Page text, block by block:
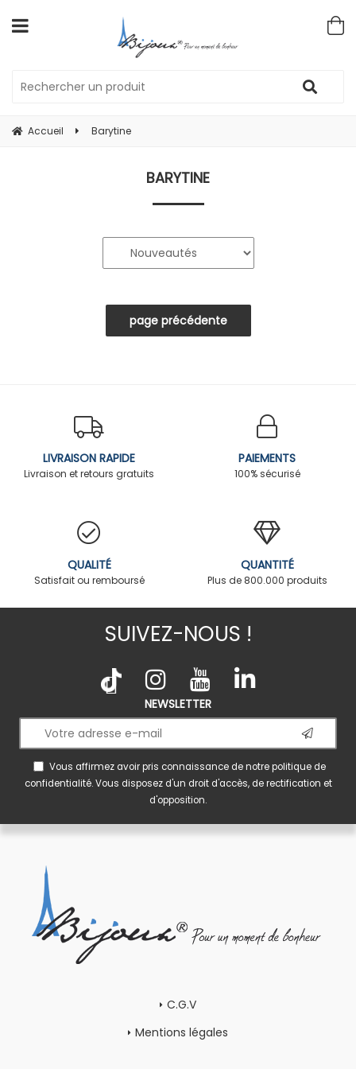
Accueil Barytine
BARYTINE
LIVRAISON RAPIDE
Livraison et retours gratuits
PAIEMENTS
100% sécurisé
QUALITÉ
Satisfait ou remboursé
QUANTITÉ
Plus de 800.000 produits
SUIVEZ-NOUS !
NEWSLETTER
Vous affirmez avoir pris connaissance de notrepolitique de
confidentialité. Vous disposez d'un droit d'accès, de rectification et
d'opposition.
C.G.V
Mentions légales